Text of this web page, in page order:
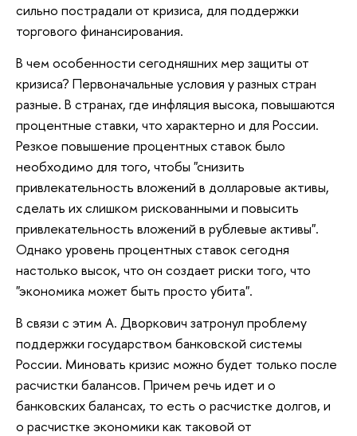
сильно пострадали от кризиса, для поддержки
торгового финансирования.
В чем особенности сегодняшних мер защиты от
кризиса? Первоначальные условия у разных стран
разные. В странах, где инфляция высока, повышаются
процентные ставки, что характерно и для России.
Резкое повышение процентных ставок было
необходимо для того, чтобы "снизить
привлекательность вложений в долларовые активы,
сделать их слишком рискованными и повысить
привлекательность вложений в рублевые активы".
Однако уровень процентных ставок сегодня
настолько высок, что он создает риски того, что
"экономика может быть просто убита".
В связи c этим А. Дворкович затронул проблему
поддержки государством банковской системы
России. Миновать кризис можно будет только после
расчистки балансов. Причем речь идет и о
банковских балансах, то есть о расчистке долгов, и
о расчистке экономики как таковой от